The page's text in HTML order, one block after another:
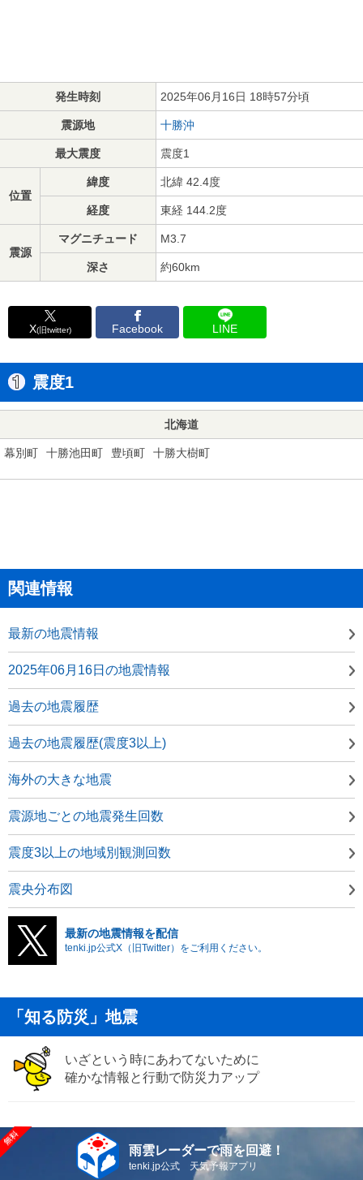
発生時刻 2025年06月16日 18時57分頃
震源地 十勝沖
最大震度 震度1
位置
緯度 北緯 42.4度
経度 東経 144.2度
震源
マグニチュード M3.7
深さ 約60km
X(旧twitter) Facebook LINE
震度1
北海道
幕別町 十勝池田町 豊頃町 十勝大樹町
関連情報
最新の地震情報
2025年06月16日の地震情報
過去の地震履歴
過去の地震履歴(震度3以上)
海外の大きな地震
震源地ごとの地震発生回数
震度3以上の地域別観測回数
震央分布図
最新の地震情報を配信
tenki.jp公式X（旧Twitter）をご利用ください。
「知る防災」地震
いざという時にあわてないために
確かな情報と行動で防災力アップ
雨雲レーダーで雨を回避！
tenki.jp公式 天気予報アプリ